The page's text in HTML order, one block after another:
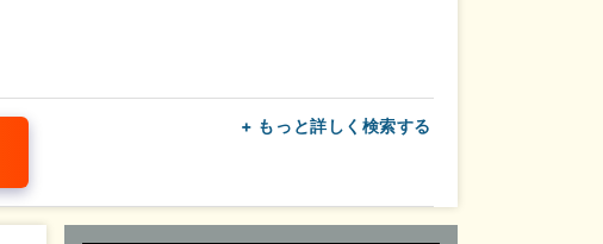
+ もっと詳しく検索する